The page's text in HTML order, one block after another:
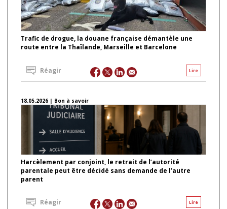
Trafic de drogue, la douane française démantèle une
route entre la Thaïlande, Marseille et Barcelone
Lire
Réagir
18.05.2026 | Bon à savoir
Harcèlement par conjoint, le retrait de l’autorité
parentale peut être décidé sans demande de l’autre
parent
Lire
Réagir